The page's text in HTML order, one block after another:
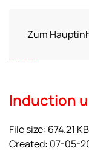
Zum
Induction
File size: 674.21 KB
Created: 07-05-